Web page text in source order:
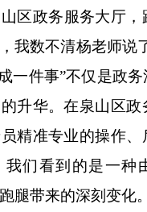
区政务服务大厅，
我数不清杨老师说
一件事”不仅是政务
升华。在泉山区政
精准专业的操作、
我们看到的是一种
腿带来的深刻变化。